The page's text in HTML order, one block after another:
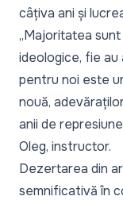
câțiva ani și
„Majoritatea
ideologice, fie au
pentru noi este
nouă,
anii de
Oleg, instructor.
Dezertarea din
semnificativă în